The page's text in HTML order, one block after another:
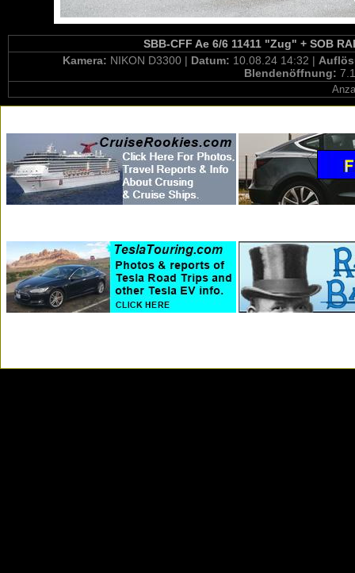
SBB-CFF Ae 6/6 11411 "Zug" + SOB
Kamera: NIKON D3300 | Datum: 10.08.24 14:32 |
Blendenöffnung: